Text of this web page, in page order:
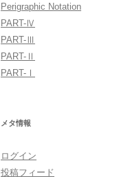
Perigraphic Notation
PART-Ⅳ
PART-Ⅲ
PART-Ⅱ
PART-Ⅰ
メタ情報
ログイン
投稿フィード